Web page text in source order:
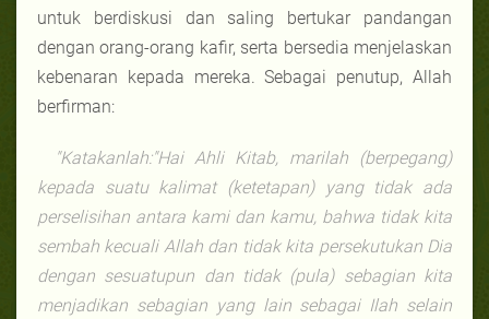
untuk berdiskusi dan saling bertukar pandangan
dengan orang-orang kafir, serta bersedia menjelaskan
kebenaran kepada mereka. Sebagai penutup, Allah
berfirman:
"Katakanlah:"Hai Ahli Kitab, marilah (berpegang)
kepada suatu kalimat (ketetapan) yang tidak ada
perselisihan antara kami dan kamu, bahwa tidak kita
sembah kecuali Allah dan tidak kita persekutukan Dia
dengan sesuatupun dan tidak (pula) sebagian kita
menjadikan sebagian yang lain sebagai Ilah selain